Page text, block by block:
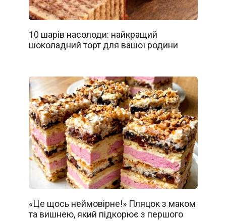
10 шарів насолоди: найкращий
шоколадний торт для вашої родини
«Це щось неймовірне!» Пляцок з маком
та вишнею, який підкорює з першого